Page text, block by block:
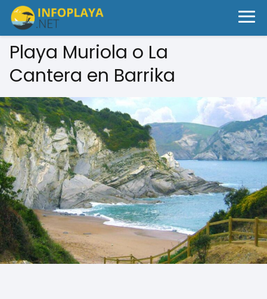
Playa Muriola o La
Cantera en Barrika